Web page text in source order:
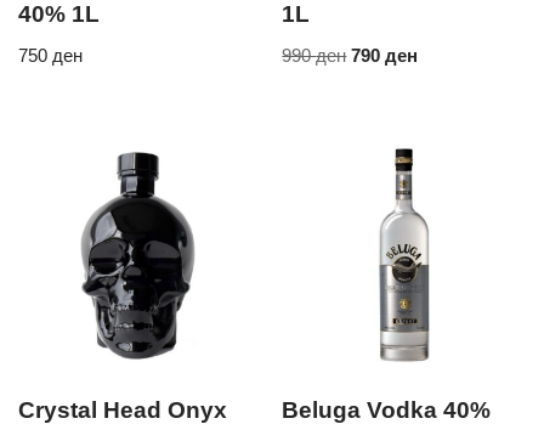
40% 1L
750 ден
1L
990ден 790ден
Crystal Head Onyx
Beluga Vodka 40%